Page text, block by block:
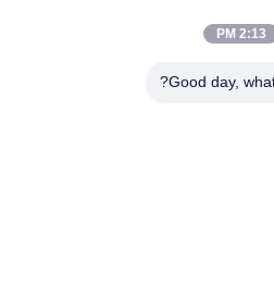
2:13 PM
Good day,